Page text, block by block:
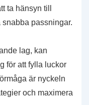
ta hänsyn till
passningar.
lag, kan
för att fylla luckor
är nyckeln
och maximera